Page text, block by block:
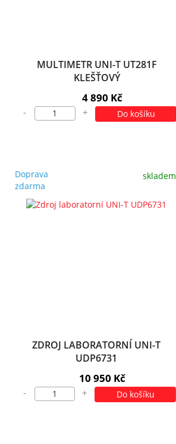
MULTIMETR UNI-T UT281F
KLEŠŤOVÝ
4 890 Kč
- + Do košíku
Doprava
zdarma
skladem
ZDROJ LABORATORNÍ UNI-T
UDP6731
10 950 Kč
- + Do košíku